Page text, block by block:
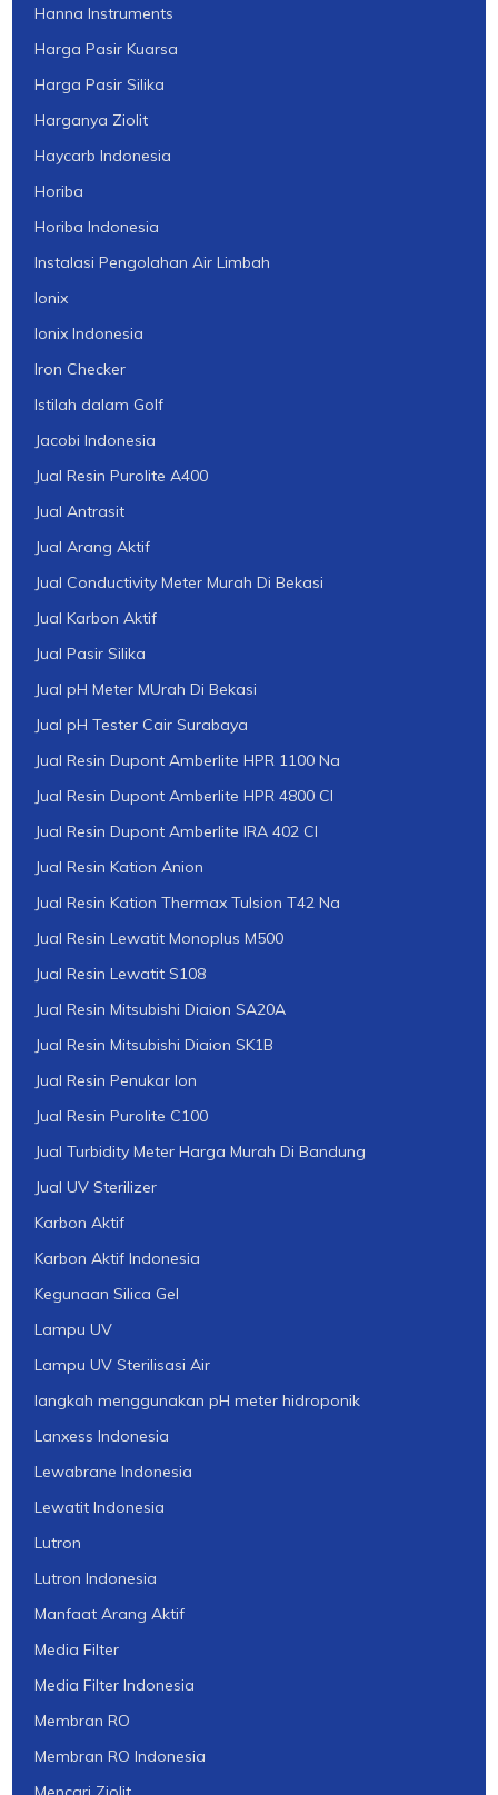
Hanna Instruments
Harga Pasir Kuarsa
Harga Pasir Silika
Harganya Ziolit
Haycarb Indonesia
Horiba
Horiba Indonesia
Instalasi Pengolahan Air Limbah
Ionix
Ionix Indonesia
Iron Checker
Istilah dalam Golf
Jacobi Indonesia
Jual Resin Purolite A400
Jual Antrasit
Jual Arang Aktif
Jual Conductivity Meter Murah Di Bekasi
Jual Karbon Aktif
Jual Pasir Silika
Jual pH Meter MUrah Di Bekasi
Jual pH Tester Cair Surabaya
Jual Resin Dupont Amberlite HPR 1100 Na
Jual Resin Dupont Amberlite HPR 4800 Cl
Jual Resin Dupont Amberlite IRA 402 Cl
Jual Resin Kation Anion
Jual Resin Kation Thermax Tulsion T42 Na
Jual Resin Lewatit Monoplus M500
Jual Resin Lewatit S108
Jual Resin Mitsubishi Diaion SA20A
Jual Resin Mitsubishi Diaion SK1B
Jual Resin Penukar Ion
Jual Resin Purolite C100
Jual Turbidity Meter Harga Murah Di Bandung
Jual UV Sterilizer
Karbon Aktif
Karbon Aktif Indonesia
Kegunaan Silica Gel
Lampu UV
Lampu UV Sterilisasi Air
langkah menggunakan pH meter hidroponik
Lanxess Indonesia
Lewabrane Indonesia
Lewatit Indonesia
Lutron
Lutron Indonesia
Manfaat Arang Aktif
Media Filter
Media Filter Indonesia
Membran RO
Membran RO Indonesia